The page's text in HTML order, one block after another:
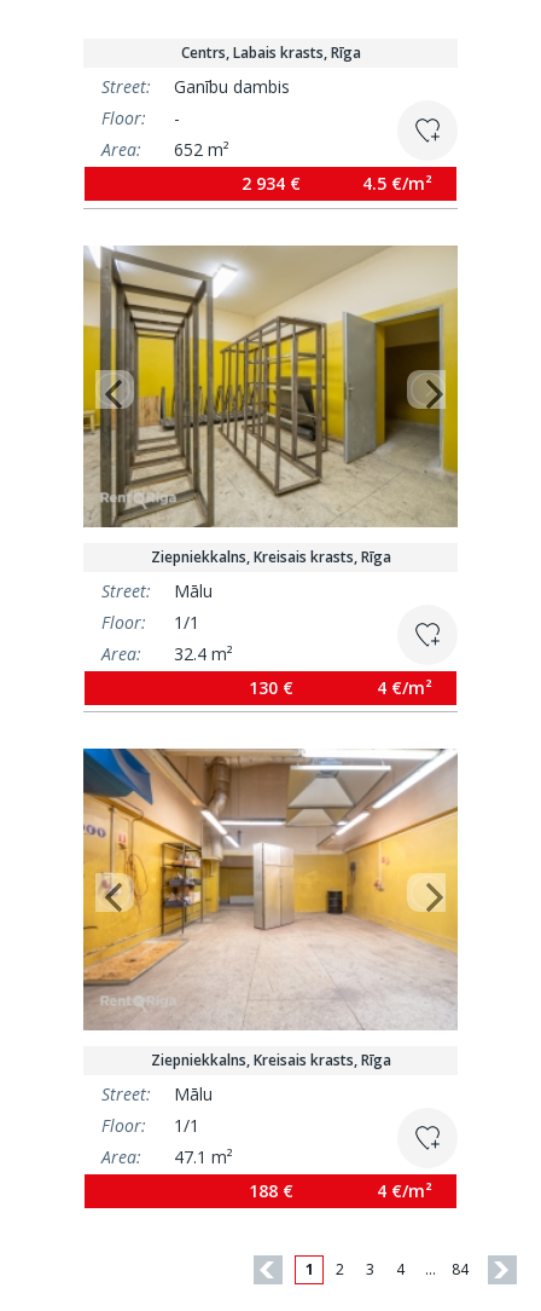
Centrs, Labais krasts, Rīga
Street:
Ganību dambis
Floor:
-
Area:
652 m²
2 934 €
4.5 €/m²
Ziepniekkalns, Kreisais krasts, Rīga
Street:
Mālu
Floor:
1/1
Area:
32.4 m²
130 €
4 €/m²
Ziepniekkalns, Kreisais krasts, Rīga
Street:
Mālu
Floor:
1/1
Area:
47.1 m²
188 €
4 €/m²
1 2 3 4 … 84